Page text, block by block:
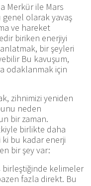
Merkür ile Mars
genel olarak yavaş
ve hareket
biriken enerjiyi
bir şeyleri
Bu kavuşum,
odaklanmak için
zihnimizi yeniden
neden
bir zaman.
birlikte daha
bu kadar enerji
bir şey var:
birleştiğinde kelimeler
fazla direkt. Bu